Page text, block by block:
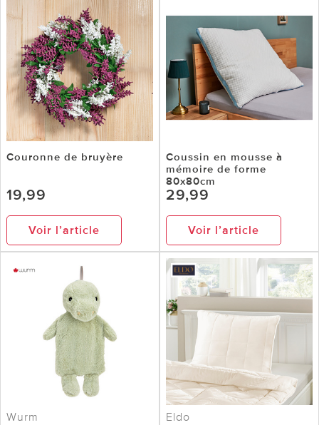
Couronne de bruyère
19,99
Voir l’article
Coussin en mousse à
mémoire de forme
80x80cm
29,99
Voir l’article
Wurm Eldo